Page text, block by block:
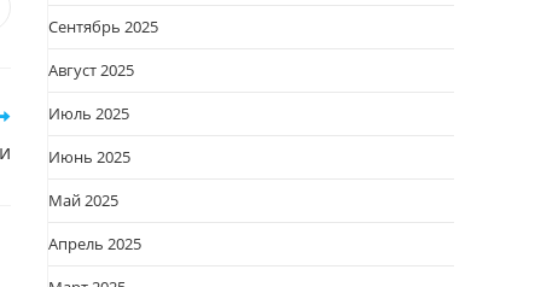
новом
Сентябрь 2025
Август 2025
Июль 2025
Июнь 2025
Май 2025
Апрель 2025